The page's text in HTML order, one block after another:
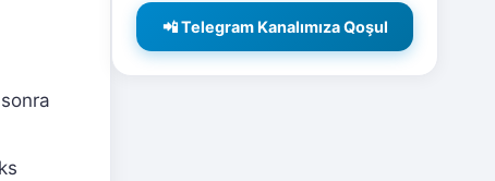
📲 Telegram Kanalımıza Qoşul